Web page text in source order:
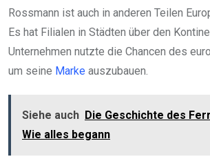
Rossmann ist auch in anderen Teilen
Es hat Filialen in Städten über den
Unternehmen nutzte die Chancen des
um seine Marke auszubauen.
Siehe auch Die Geschichte des
Wie alles begann